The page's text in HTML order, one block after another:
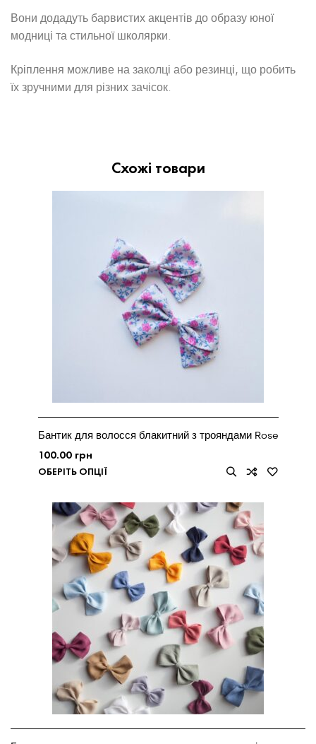
Вони додадуть барвистих акцентів до образу юної
модниці та стильної школярки.
Кріплення можливе на заколці або резинці, що робить
їх зручними для різних зачісок.
Схожі товари
Бантик для волосся блакитний з трояндами Rose
100.00 грн
ОБЕРІТЬ ОПЦІЇ